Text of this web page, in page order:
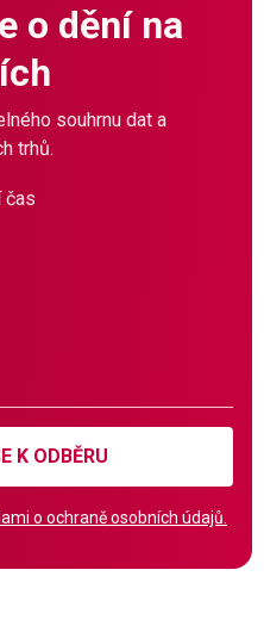
o dění na
souhrnu dat a
trhů.
čas
K ODBĚRU
o ochraně osobních údajů.